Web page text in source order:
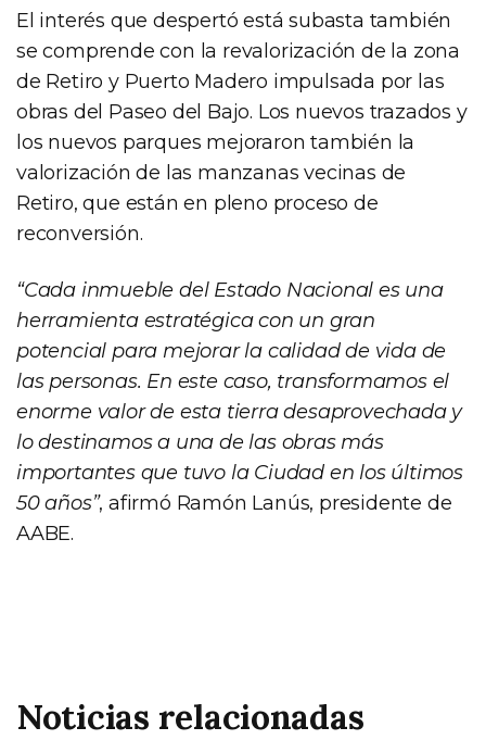
El interés que despertó está subasta también
se comprende con la revalorización de la zona
de Retiro y Puerto Madero impulsada por las
obras del Paseo del Bajo. Los nuevos trazados y
los nuevos parques mejoraron también la
valorización de las manzanas vecinas de
Retiro, que están en pleno proceso de
reconversión.
“Cada inmueble del Estado Nacional es una
herramienta estratégica con un gran
potencial para mejorar la calidad de vida de
las personas. En este caso, transformamos el
enorme valor de esta tierra desaprovechada y
lo destinamos a una de las obras más
importantes que tuvo la Ciudad en los últimos
50 años”, afirmó Ramón Lanús, presidente de
AABE.
Noticias relacionadas